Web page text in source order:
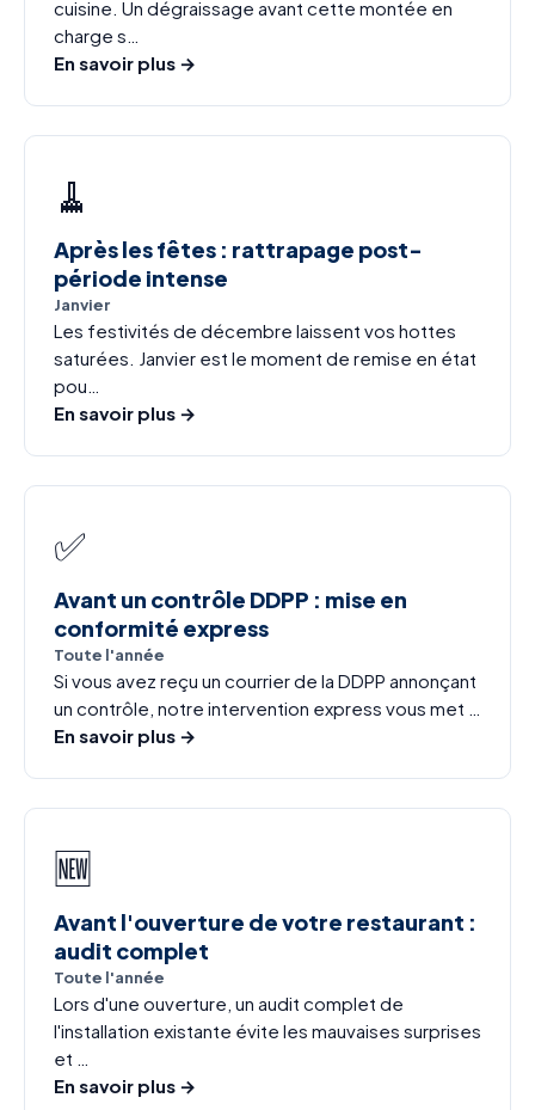
cuisine. Un dégraissage avant cette montée en
charge s…
En savoir plus →
🧹
Après les fêtes : rattrapage post-
période intense
Janvier
Les festivités de décembre laissent vos hottes
saturées. Janvier est le moment de remise en état
pou…
En savoir plus →
✅
Avant un contrôle DDPP : mise en
conformité express
Toute l'année
Si vous avez reçu un courrier de la DDPP annonçant
un contrôle, notre intervention express vous met …
En savoir plus →
🆕
Avant l'ouverture de votre restaurant :
audit complet
Toute l'année
Lors d'une ouverture, un audit complet de
l'installation existante évite les mauvaises surprises
et …
En savoir plus →